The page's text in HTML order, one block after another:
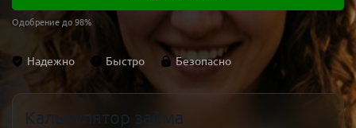
Одобрение до 98%
Надежно Быстро Безопасно
Калькулятор займа